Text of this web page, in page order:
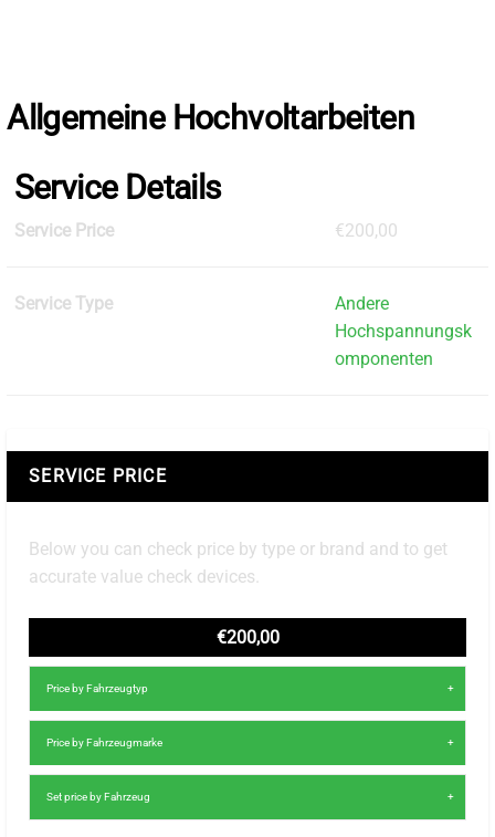
Allgemeine Hochvoltarbeiten
Service Details
Service Price €200,00
Service Type
Andere
Hochspannungsk
omponenten
SERVICE PRICE
Below you can check price by type or brand and to get
accurate value check devices.
€200,00
Price by Fahrzeugtyp
Price by Fahrzeugmarke
Set price by Fahrzeug